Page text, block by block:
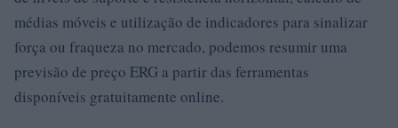
médias móveis e utilização de indicadores para sinalizar
força ou fraqueza no mercado, podemos resumir uma
previsão de preço ERG a partir das ferramentas
disponíveis gratuitamente online.